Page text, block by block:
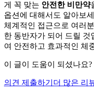
게 꼭 맞는 안전한 비만약
옵션에 대해서도 알아보
체계적인 접근으로 여러
한 동반자가 되어 드릴
여 안전하고 효과적인 체
이 글이 도움이 되셨나요?
의견 제출하기 더 많은 리